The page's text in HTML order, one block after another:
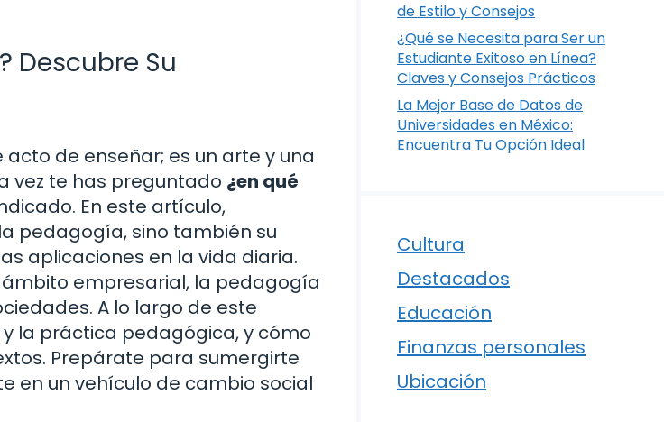
Descubre Su
de enseñar; es un arte y una
vez te has preguntado ¿en qué
En este artículo,
pedagogía, sino también su
aplicaciones en la vida diaria.
empresarial, la pedagogía
A lo largo de este
la práctica pedagógica, y cómo
Prepárate para sumergirte
en un vehículo de cambio social
de Estilo y Consejos
¿Qué se Necesita para Ser un
Estudiante Exitoso en Línea?
Claves y Consejos Prácticos
La Mejor Base de Datos de
Universidades en México:
Encuentra Tu Opción Ideal
Cultura
Destacados
Educación
Finanzas personales
Ubicación